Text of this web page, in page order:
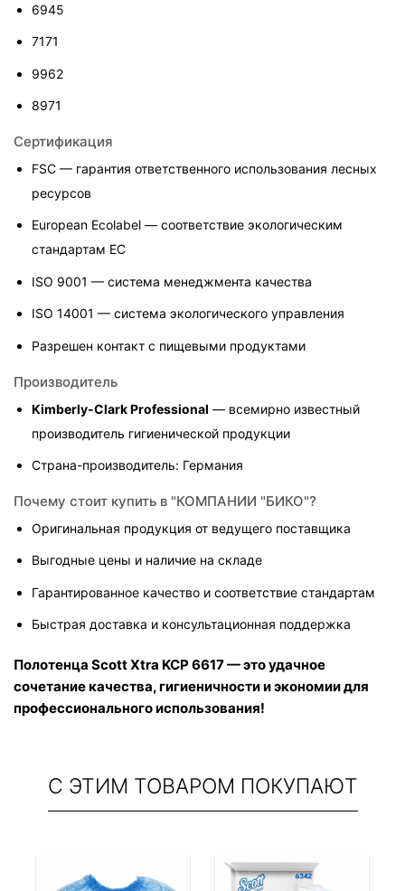
6945
7171
9962
8971
Сертификация
FSC — гарантия ответственного использования лесных
ресурсов
European Ecolabel — соответствие экологическим
стандартам ЕС
ISO 9001 — система менеджмента качества
ISO 14001 — система экологического управления
Разрешен контакт с пищевыми продуктами
Производитель
Kimberly-Clark Professional — всемирно известный
производитель гигиенической продукции
Страна-производитель: Германия
Почему стоит купить в "КОМПАНИИ "БИКО"?
Оригинальная продукция от ведущего поставщика
Выгодные цены и наличие на складе
Гарантированное качество и соответствие стандартам
Быстрая доставка и консультационная поддержка
Полотенца Scott Xtra KCP 6617 — это удачное
сочетание качества, гигиеничности и экономии для
профессионального использования!
С ЭТИМ ТОВАРОМ ПОКУПАЮТ